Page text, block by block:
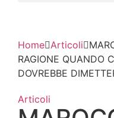
Home Articoli
RAGIONE QUANDO
DOVREBBE
Articoli